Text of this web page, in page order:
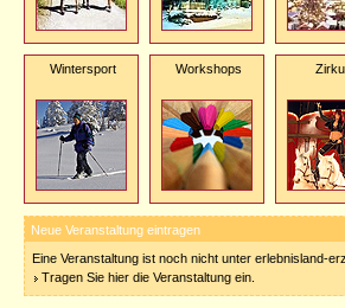
Wintersport Workshops
Neue Veranstaltung eintragen
Eine Veranstaltung ist noch nicht unter erlebnisland-
Tragen Sie hier die Veranstaltung ein.